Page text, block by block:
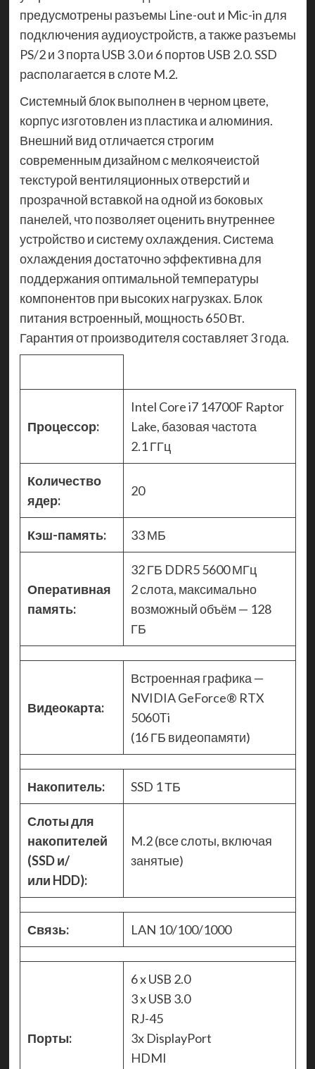
предусмотрены разъемы Line-out и Mic-in для
подключения аудиоустройств, а также разъемы
PS/2 и 3 порта USB 3.0 и 6 портов USB 2.0. SSD
располагается в слоте M.2.
Системный блок выполнен в черном цвете,
корпус изготовлен из пластика и алюминия.
Внешний вид отличается строгим
современным дизайном с мелкоячеистой
текстурой вентиляционных отверстий и
прозрачной вставкой на одной из боковых
панелей, что позволяет оценить внутреннее
устройство и систему охлаждения. Система
охлаждения достаточно эффективна для
поддержания оптимальной температуры
компонентов при высоких нагрузках. Блок
питания встроенный, мощность 650 Вт.
Гарантия от производителя составляет 3 года.
Процессор:
Intel Core i7 14700F Raptor
Lake, базовая частота
2.1 ГГц
Количество
ядер:
20
Кэш-память: 33 МБ
Оперативная
память:
32 ГБ DDR5 5600 МГц
2 слота, максимально
возможный объём — 128
ГБ
Видеокарта:
Встроенная графика —
NVIDIA GeForce® RTX
5060Ti
(16 ГБ видеопамяти)
Накопитель: SSD 1 ТБ
Слоты для
накопителей
(SSD и/
или HDD):
M.2 (все слоты, включая
занятые)
Связь: LAN 10/100/1000
Порты:
6 x USB 2.0
3 x USB 3.0
RJ-45
3x DisplayPort
HDMI